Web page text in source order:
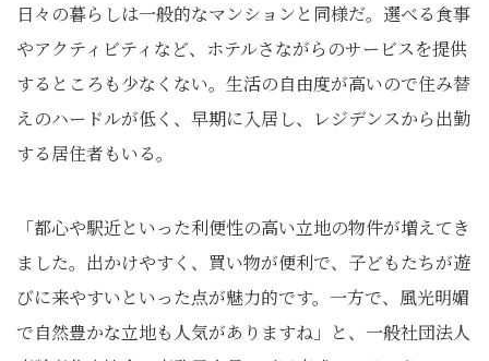
日々の暮らしは一般的なマンションと同様だ。選べる食事
やアクティビティなど、ホテルさながらのサービスを提供
するところも少なくない。生活の自由度が高いので住み替
えのハードルが低く、早期に入居し、レジデンスから出勤
する居住者もいる。
「都心や駅近といった利便性の高い立地の物件が増えてき
ました。出かけやすく、買い物が便利で、子どもたちが遊
びに来やすいといった点が魅力的です。一方で、風光明媚
で自然豊かな立地も人気がありますね」と、一般社団法人